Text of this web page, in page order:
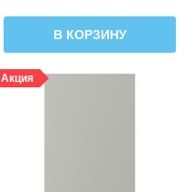
В КОРЗИНУ
Акция